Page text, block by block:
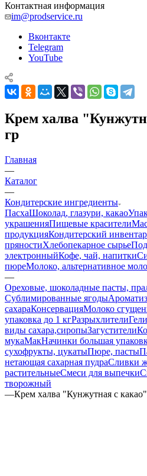
Контактная информация
im@prodservice.ru
Вконтакте
Telegram
YouTube
Крем халва
гр
Главная
—
Каталог
—
Кондитерские ингредиенты
ПасхаШоколад, глазури, какао
украшенияПищевые красители
продукцияКондитерский
пряностиХлебопекарное сырье
электронныйКофе, чай, напитки
пюреМолоко, альтернативное
—
Ореховые, шоколадные пасты,
Сублимированные ягоды
сахараКонсервацияМолоко
упаковка до 1 кгРазрыхлители
виды сахара,сиропыЗагустители
мукаМакНачинки большая
сухофрукты, цукатыПюре, пасты
нетающая сахарная пудраСливки
растительныеСмеси для выпечки
творожный
—Крем халва "Кунжутная с